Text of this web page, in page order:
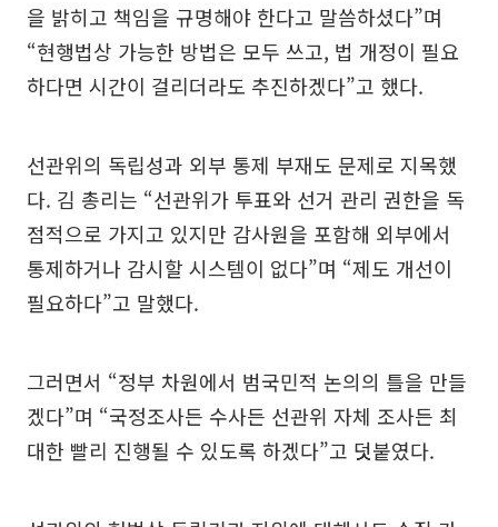
을 밝히고 책임을 규명해야 한다고 말씀하셨다”며
“현행법상 가능한 방법은 모두 쓰고, 법 개정이 필요
하다면 시간이 걸리더라도 추진하겠다”고 했다.
선관위의 독립성과 외부 통제 부재도 문제로 지목했
다. 김 총리는 “선관위가 투표와 선거 관리 권한을 독
점적으로 가지고 있지만 감사원을 포함해 외부에서
통제하거나 감시할 시스템이 없다”며 “제도 개선이
필요하다”고 말했다.
그러면서 “정부 차원에서 범국민적 논의의 틀을 만들
겠다”며 “국정조사든 수사든 선관위 자체 조사든 최
대한 빨리 진행될 수 있도록 하겠다”고 덧붙였다.